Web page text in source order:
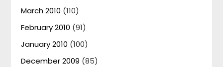
March 2010 (110)
February 2010 (91)
January 2010 (100)
December 2009 (85)